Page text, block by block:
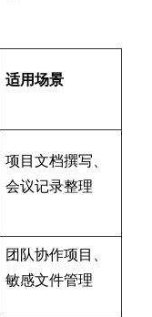
适用场景
项目文档撰写、
会议记录整理
团队协作项目、
敏感文件管理